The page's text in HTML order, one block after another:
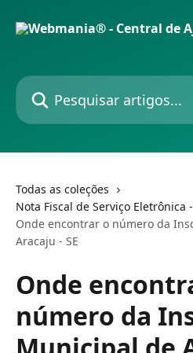
Pesquisar artigos...
Todas as coleções
Nota Fiscal de Serviço Eletrônica
Onde encontrar o número da
Aracaju - SE
Onde
número da